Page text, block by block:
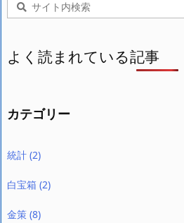
よく読まれている記事
カテゴリー
統計 (2)
白宝箱 (2)
金策 (8)